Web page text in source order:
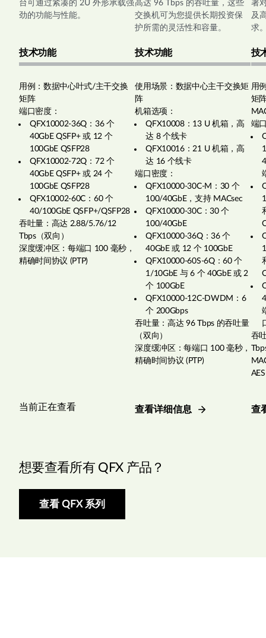
台可通过紧凑的 2U 外形承载强
劲的功能与性能。
技术功能
用例：数据中心叶式/主干交换
矩阵
端口密度：
QFX10002-36Q：36 个
40GbE QSFP+ 或 12 个
100GbE QSFP28
QFX10002-72Q：72 个
40GbE QSFP+ 或 24 个
100GbE QSFP28
QFX10002-60C：60 个
40/100GbE QSFP+/QSFP28
吞吐量：高达 2.88/5.76/12
Tbps（双向）
深度缓冲区：每端口 100 毫秒，
精确时间协议 (PTP)
当前正在查看
高达 96 Tbps 的吞吐量，这些
交换机可为您提供长期投资保
护所需的灵活性和容量。
技术功能
使用场景：数据中心主干交换矩
阵
机箱选项：
QFX10008：13 U 机箱，高
达 8 个线卡
QFX10016：21 U 机箱，高
达 16 个线卡
端口密度：
QFX10000-30C-M：30 个
100/40GbE，支持 MACsec
QFX10000-30C：30 个
100/40GbE
QFX10000-36Q：36 个
40GbE 或 12 个 100GbE
QFX10000-60S-6Q：60 个
1/10GbE 与 6 个 40GbE 或 2
个 100GbE
QFX10000-12C-DWDM：6
个 200Gbps
吞吐量：高达 96 Tbps 的吞吐量
（双向）
深度缓冲区：每端口 100 毫秒，
精确时间协议 (PTP)
查看详细信息
署
及
求
技
用
矩
端
吞
查
想要查看所有 QFX 产品？
查看 QFX 系列